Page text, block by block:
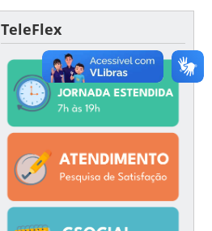
TeleFlex